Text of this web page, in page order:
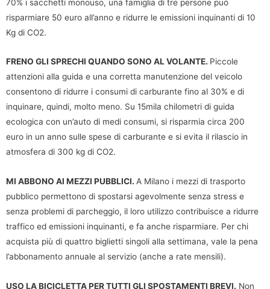
70% i sacchetti monouso, una famiglia di tre persone può
risparmiare 50 euro all’anno e ridurre le emissioni inquinanti di 10
Kg di CO2.
FRENO GLI SPRECHI QUANDO SONO AL VOLANTE. Piccole
attenzioni alla guida e una corretta manutenzione del veicolo
consentono di ridurre i consumi di carburante fino al 30% e di
inquinare, quindi, molto meno. Su 15mila chilometri di guida
ecologica con un’auto di medi consumi, si risparmia circa 200
euro in un anno sulle spese di carburante e si evita il rilascio in
atmosfera di 300 kg di CO2.
MI ABBONO AI MEZZI PUBBLICI. A Milano i mezzi di trasporto
pubblico permettono di spostarsi agevolmente senza stress e
senza problemi di parcheggio, il loro utilizzo contribuisce a ridurre
traffico ed emissioni inquinanti, e fa anche risparmiare. Per chi
acquista più di quattro biglietti singoli alla settimana, vale la pena
l’abbonamento annuale al servizio (anche a rate mensili).
USO LA BICICLETTA PER TUTTI GLI SPOSTAMENTI BREVI. Non